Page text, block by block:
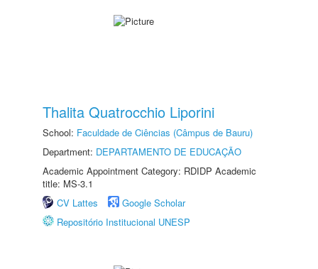
Thalita Quatrocchio Liporini
School: Faculdade de Ciências (Câmpus de Bauru)
Department: DEPARTAMENTO DE EDUCAÇÃO
Academic Appointment Category: RDIDP Academic
title: MS-3.1
CV Lattes
Google Scholar
Repositório Institucional UNESP